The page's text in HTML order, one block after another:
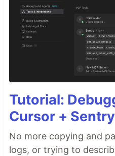
Tutorial:
Cursor +
No more copying and
logs, or trying to